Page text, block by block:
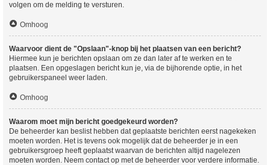
volgen om de melding te versturen.
Omhoog
Waarvoor dient de "Opslaan"-knop bij het plaatsen van een bericht?
Hiermee kun je berichten opslaan om ze dan later af te werken en te
plaatsen. Een opgeslagen bericht kun je, via de bijhorende optie, in het
gebruikerspaneel weer laden.
Omhoog
Waarom moet mijn bericht goedgekeurd worden?
De beheerder kan beslist hebben dat geplaatste berichten eerst nagekeken
moeten worden. Het is tevens ook mogelijk dat de beheerder je in een
gebruikersgroep heeft geplaatst waarvan de berichten altijd nagelezen
moeten worden. Neem contact op met de beheerder voor verdere informatie.